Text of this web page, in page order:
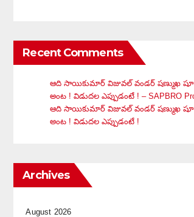
Recent Comments
ఆది సాయికుమార్ విజువ‌ల్ వండ‌ర్ ష‌ణ్ముఖ
అంట ! విడుదల ఎప్పుడంటే ! – SAPBRO
ఆది సాయికుమార్ విజువ‌ల్ వండ‌ర్ ష‌ణ్ముఖ
అంట ! విడుదల ఎప్పుడంటే !
Archives
August 2026